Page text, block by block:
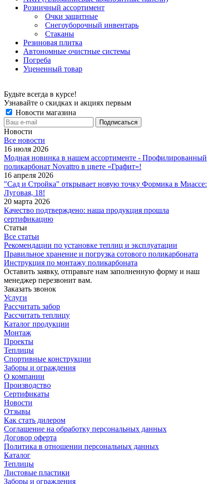
Розничный ассортимент
Очки защитные
Снегоуборочный инвентарь
Стаканы
Резиновая плитка
Автономные очистные системы
Погреба
Уцененный товар
Будьте всегда в курсе!
Узнавайте о скидках и акциях первым
Новости магазина
Новости
Все новости
16 июля 2026
Модная новинка в нашем ассортименте - Профилированный
поликарбонат Novattro в цвете «Графит»!
16 апреля 2026
"Сад и Стройка" открывает новую точку Формика в Миассе:
Луговая, 18!
20 марта 2026
Качество подтверждено: наша продукция прошла
сертификацию
Статьи
Все статьи
Рекомендации по установке теплиц и эксплуатации
Правильное хранение и погрузка сотового поликарбоната
Инструкция по монтажу поликарбоната
Оставить заявку, отправьте нам заполненную форму и наш
менеджер перезвонит вам.
Заказать звонок
Услуги
Рассчитать забор
Рассчитать теплицу
Каталог продукции
Монтаж
Проекты
Теплицы
Спортивные конструкции
Заборы и ограждения
О компании
Производство
Сертификаты
Новости
Отзывы
Как стать дилером
Соглашение на обработку персональных данных
Договор оферта
Политика в отношении персональных данных
Каталог
Теплицы
Листовые пластики
Заборы и ограждения